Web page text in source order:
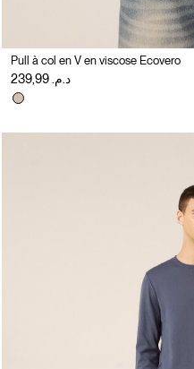
Pull à col en V en viscose Ecovero
د.م. 239,99